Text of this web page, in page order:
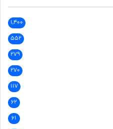
۱,۴۰۰
۵۵۲
۲۷۹
۲۷۰
۱۱۷
۶۲
۶۱